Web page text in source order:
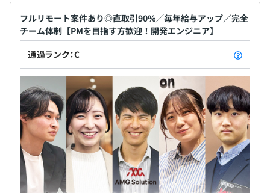
定し、評価時に自己評価と上司評価をすり合わせて、次の
目標を決めていきます。
また、社内では部門制を採用しており、そこで広報や採用
などの別業務にも携わることが可能。そうした行動を評価
し、賞与などで還元いたします。
社員数41名（2025年9月時点）
うち、エンジニア39名・管理部2名で構成されています。
無期雇用
3カ月（条件・待遇に変更はありません）
役職別教育
役職別に、目的を達成するための教育をおこなっていま
す。 社員が講師としておこなう場合と外部の講師を招い
て実施することがあり、役職者としてのメンタル、ビジネ
ス視点、営業、計画の作成や実施などについて学んでいき
ます。
社内検定等の制度の有無及びその内容
なし
前年度の月平均所定外労働時間の実績
3年目にはPHPを使ったSES開発案件に携わり、5年目
にはシステムエンジニアとして、Javaを使った受託
案件の設計、要件定義、開発を担うようになります。
さらに、受託部門での売上計画策定や、チーフとし
ての後輩育成なども任されるようになります。
フルリモート案件あり◎直取引90%／毎年給与アップ／完全
チーム体制【PMを目指す方歓迎！開発エンジニア】
通過ランク：C